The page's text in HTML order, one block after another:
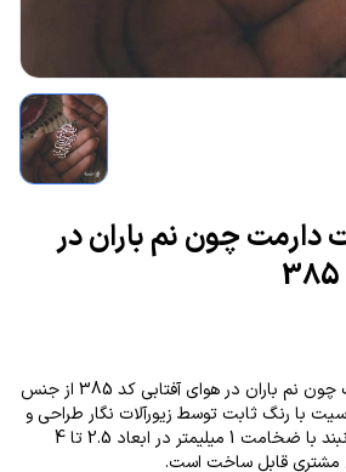
چون نم باران در
گردنبند شعر دوست دارمت چون نم باران در هوای آفتابی کد 385 از جنس
با رنگ ثابت توسط زیورآلات نگار طراحی و
ساخته شده است. این گردنبند با ضخامت 1 میلیمتر در ابعاد 2.5 تا 4
مشتری قابل ساخت است.